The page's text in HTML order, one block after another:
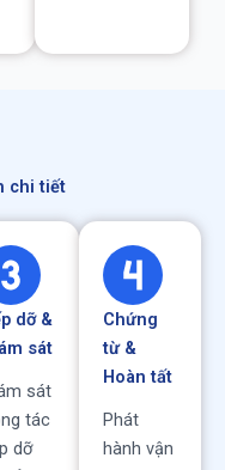
chi tiết
dỡ &
sát
sát
tác
dỡ
Chứng
từ &
Hoàn tất
Phát
hành vận